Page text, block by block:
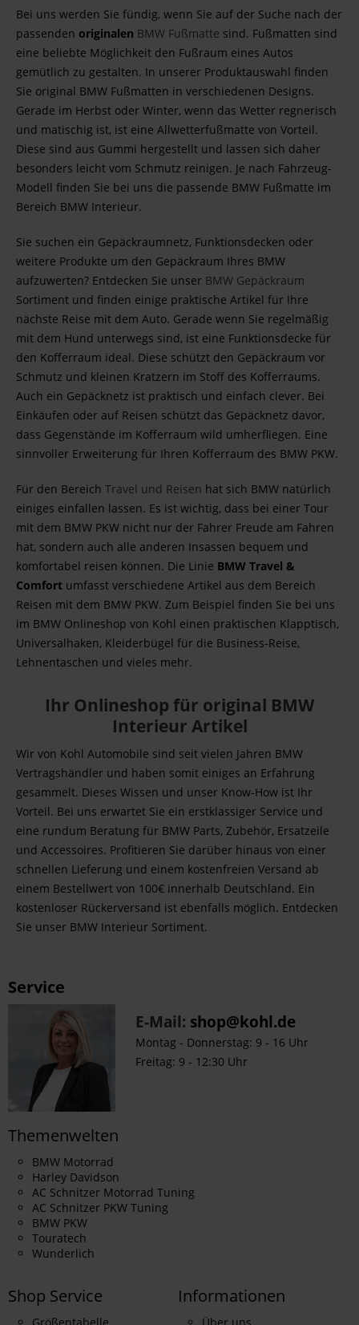
Bei uns werden Sie fündig, wenn Sie auf der Suche nach der
passenden originalen BMW Fußmatte sind. Fußmatten sind
eine beliebte Möglichkeit den Fußraum eines Autos
gemütlich zu gestalten. In unserer Produktauswahl finden
Sie original BMW Fußmatten in verschiedenen Designs.
Gerade im Herbst oder Winter, wenn das Wetter regnerisch
und matischig ist, ist eine Allwetterfußmatte von Vorteil.
Diese sind aus Gummi hergestellt und lassen sich daher
besonders leicht vom Schmutz reinigen. Je nach Fahrzeug-
Modell finden Sie bei uns die passende BMW Fußmatte im
Bereich BMW Interieur.
Sie suchen ein Gepäckraumnetz, Funktionsdecken oder
weitere Produkte um den Gepäckraum Ihres BMW
aufzuwerten? Entdecken Sie unser BMW Gepäckraum
Sortiment und finden einige praktische Artikel für Ihre
nächste Reise mit dem Auto. Gerade wenn Sie regelmäßig
mit dem Hund unterwegs sind, ist eine Funktionsdecke für
den Kofferraum ideal. Diese schützt den Gepäckraum vor
Schmutz und kleinen Kratzern im Stoff des Kofferraums.
Auch ein Gepäcknetz ist praktisch und einfach clever. Bei
Einkäufen oder auf Reisen schützt das Gepäcknetz davor,
dass Gegenstände im Kofferraum wild umherfliegen. Eine
sinnvoller Erweiterung für Ihren Kofferraum des BMW PKW.
Für den Bereich Travel und Reisen hat sich BMW natürlich
einiges einfallen lassen. Es ist wichtig, dass bei einer Tour
mit dem BMW PKW nicht nur der Fahrer Freude am Fahren
hat, sondern auch alle anderen Insassen bequem und
komfortabel reisen können. Die Linie BMW Travel &
Comfort umfasst verschiedene Artikel aus dem Bereich
Reisen mit dem BMW PKW. Zum Beispiel finden Sie bei uns
im BMW Onlineshop von Kohl einen praktischen Klapptisch,
Universalhaken, Kleiderbügel für die Business-Reise,
Lehnentaschen und vieles mehr.
Ihr Onlineshop für original BMW
Interieur Artikel
Wir von Kohl Automobile sind seit vielen Jahren BMW
Vertragshändler und haben somit einiges an Erfahrung
gesammelt. Dieses Wissen und unser Know-How ist Ihr
Vorteil. Bei uns erwartet Sie ein erstklassiger Service und
eine rundum Beratung für BMW Parts, Zubehör, Ersatzeile
und Accessoires. Profitieren Sie darüber hinaus von einer
schnellen Lieferung und einem kostenfreien Versand ab
einem Bestellwert von 100€ innerhalb Deutschland. Ein
kostenloser Rückerversand ist ebenfalls möglich. Entdecken
Sie unser BMW Interieur Sortiment.
Service
E-Mail: shop@kohl.de
Montag - Donnerstag: 9 - 16 Uhr
Freitag: 9 - 12:30 Uhr
Themenwelten
BMW Motorrad
Harley Davidson
AC Schnitzer Motorrad Tuning
AC Schnitzer PKW Tuning
BMW PKW
Touratech
Wunderlich
Shop Service Informationen